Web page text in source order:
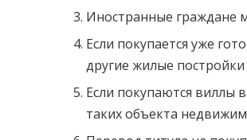
Иностранные граждане
Если покупается уже
другие жилые
Если покупаются виллы
таких объекта